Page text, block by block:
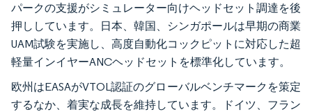
パークの支援がシミュレーター向けヘッドセット調達を後
押ししています。日本、韓国、シンガポールは早期の商業
UAM試験を実施し、高度自動化コックピットに対応した超
軽量インイヤーANCヘッドセットを標準化しています。
欧州はEASAがVTOL認証のグローバルベンチマークを策定
するなか、着実な成長を維持しています。ドイツ、フラン